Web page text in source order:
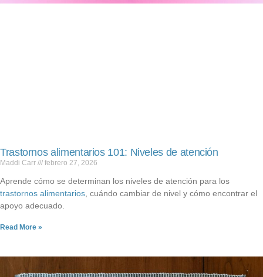
Trastornos alimentarios 101: Niveles de atención
Maddi Carr febrero 27, 2026
Aprende cómo se determinan los niveles de atención para los
trastornos alimentarios, cuándo cambiar de nivel y cómo encontrar el
apoyo adecuado.
Read More »